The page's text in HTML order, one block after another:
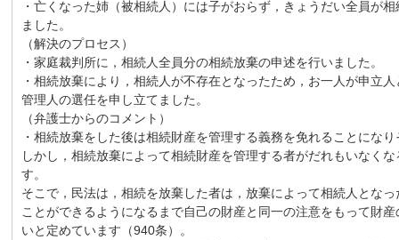
・亡くなった姉（被相続人）には子がおらず，きょうだい全員が
ました。
（解決のプロセス）
・家庭裁判所に，相続人全員分の相続放棄の申述を行いました。
・相続放棄により，相続人が不存在となったため，お一人が申立
管理人の選任を申し立てました。
（弁護士からのコメント）
・相続放棄をした後は相続財産を管理する義務を免れることにな
しかし，相続放棄によって相続財産を管理する者がだれもいなく
す。
そこで，民法は，相続を放棄した者は，放棄によって相続人とな
ことができるようになるまで自己の財産と同一の注意をもって財
いと定めています（940条）。